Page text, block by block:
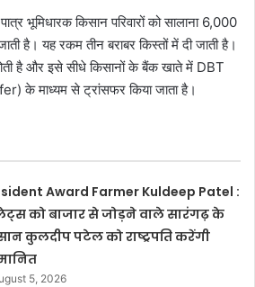
भूमिधारक किसान परिवारों को सालाना 6,000
है। यह रकम तीन बराबर किस्तों में दी जाती है।
है और इसे सीधे किसानों के बैंक खाते में DBT
के माध्यम से ट्रांसफर किया जाता है।
Award Farmer Kuldeep Patel :
को बाजार से जोड़ने वाले सारंगढ़ के
कुलदीप पटेल को राष्ट्रपति करेंगी
5, 2026